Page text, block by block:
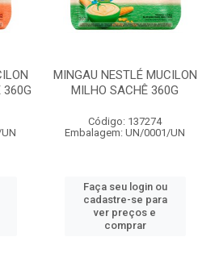
360G
MINGAU NESTLÉ MUCILON
MILHO SACHÊ 360G
Código: 137274
Embalagem: UN/0001/UN
Faça seu login ou
cadastre-se para
ver preços e
comprar